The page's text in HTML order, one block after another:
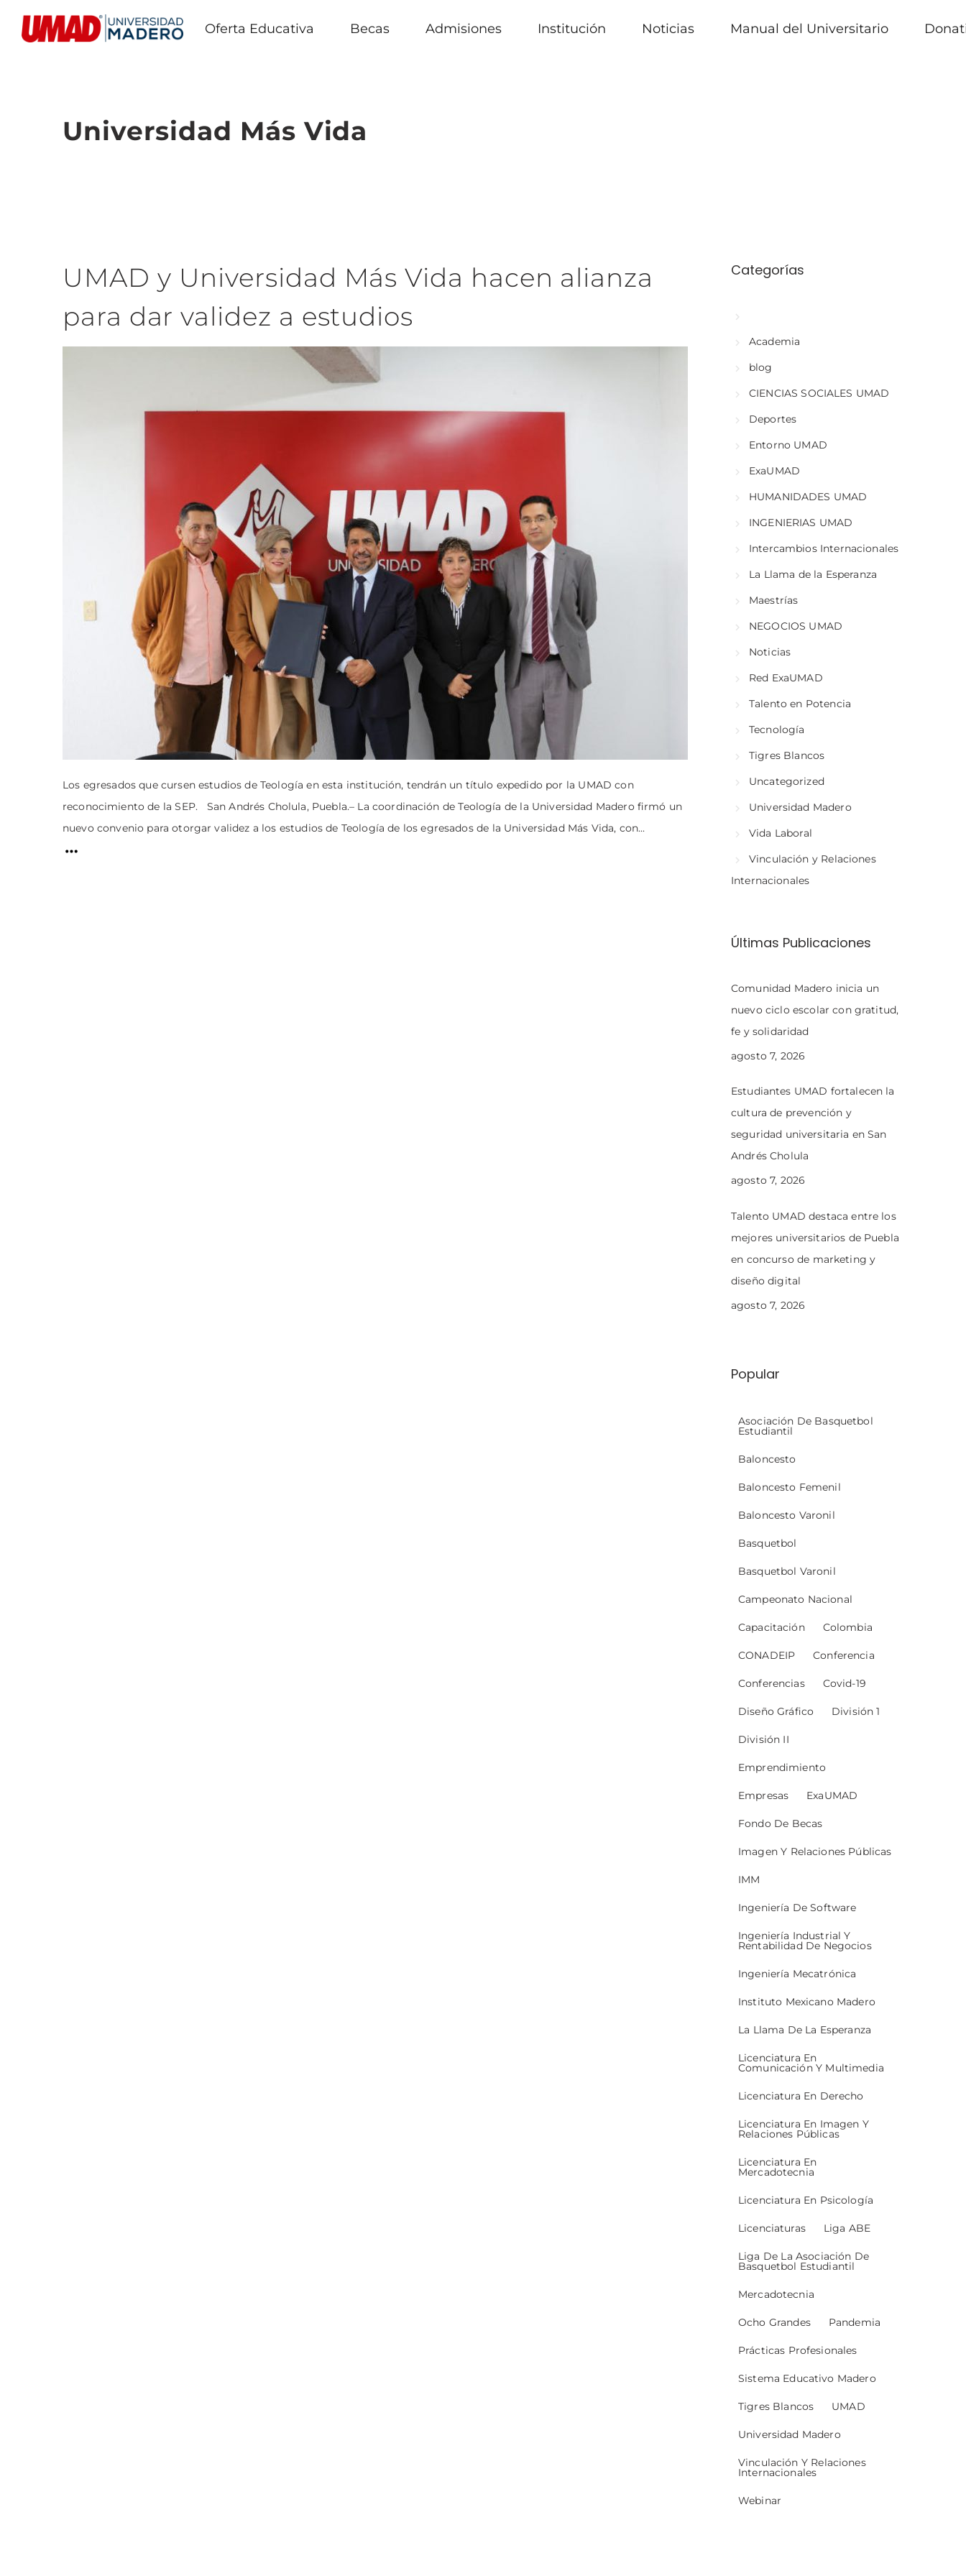
Oferta Educativa Becas Admisiones Institución Noticias Manual del Universitario
Universidad Más Vida
UMAD y Universidad Más Vida hacen alianza
para dar validez a estudios
Los egresados que cursen estudios de Teología en esta institución, tendrán un título expedido por la UMAD con
reconocimiento de la SEP. San Andrés Cholula, Puebla.– La coordinación de Teología de la Universidad Madero firmó un
nuevo convenio para otorgar validez a los estudios de Teología de los egresados de la Universidad Más Vida, con...
Categorías
Academia
blog
CIENCIAS SOCIALES UMAD
Deportes
Entorno UMAD
ExaUMAD
HUMANIDADES UMAD
INGENIERIAS UMAD
Intercambios Internacionales
La Llama de la Esperanza
Maestrías
NEGOCIOS UMAD
Noticias
Red ExaUMAD
Talento en Potencia
Tecnología
Tigres Blancos
Uncategorized
Universidad Madero
Vida Laboral
Vinculación y Relaciones
Internacionales
Últimas Publicaciones
Comunidad Madero inicia un
nuevo ciclo escolar con gratitud,
fe y solidaridad
agosto 7, 2026
Estudiantes UMAD fortalecen la
cultura de prevención y
seguridad universitaria en San
Andrés Cholula
agosto 7, 2026
Talento UMAD destaca entre los
mejores universitarios de Puebla
en concurso de marketing y
diseño digital
agosto 7, 2026
Popular
Asociación De Basquetbol
Estudiantil
Baloncesto
Baloncesto Femenil
Baloncesto Varonil
Basquetbol
Basquetbol Varonil
Campeonato Nacional
Capacitación Colombia
CONADEIP Conferencia
Conferencias Covid-19
Diseño Gráfico División 1
División II
Emprendimiento
Empresas ExaUMAD
Fondo De Becas
Imagen Y Relaciones Públicas
IMM
Ingeniería De Software
Ingeniería Industrial Y
Rentabilidad De Negocios
Ingeniería Mecatrónica
Instituto Mexicano Madero
La Llama De La Esperanza
Licenciatura En
Comunicación Y Multimedia
Licenciatura En Derecho
Licenciatura En Imagen Y
Relaciones Públicas
Licenciatura En
Mercadotecnia
Licenciatura En Psicología
Licenciaturas Liga ABE
Liga De La Asociación De
Basquetbol Estudiantil
Mercadotecnia
Ocho Grandes Pandemia
Prácticas Profesionales
Sistema Educativo Madero
Tigres Blancos UMAD
Universidad Madero
Vinculación Y Relaciones
Internacionales
Webinar